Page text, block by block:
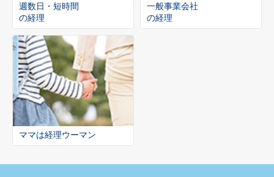
週数日・短時間
の経理
一般事業会社
の経理
ママは経理ウーマン